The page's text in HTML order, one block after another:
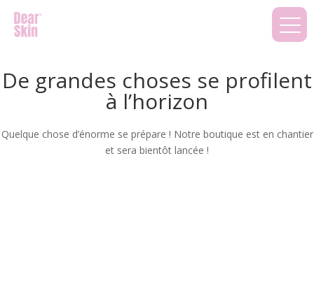
De grandes choses se profilent
à l’horizon
Quelque chose d’énorme se prépare ! Notre boutique est en chantier
et sera bientôt lancée !